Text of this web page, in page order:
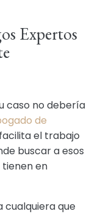
Expertos
caso no debería
de
facilita el trabajo
buscar a esos
en
cualquiera que